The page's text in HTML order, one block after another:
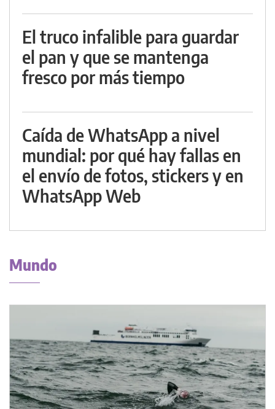
El truco infalible para guardar
el pan y que se mantenga
fresco por más tiempo
Caída de WhatsApp a nivel
mundial: por qué hay fallas en
el envío de fotos, stickers y en
WhatsApp Web
Mundo